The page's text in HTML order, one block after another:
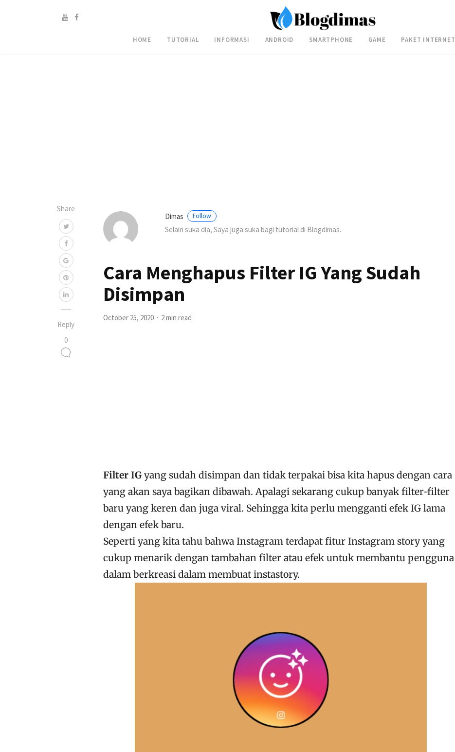
HOME TUTORIAL INFORMASI ANDROID SMARTPHONE GAME PAKET INTERNET
Share
Reply
0
Dimas Follow
Selain suka dia, Saya juga suka bagi tutorial di Blogdimas.
Cara Menghapus Filter IG Yang Sudah
Disimpan
October 25, 2020 2 min read
Filter IG yang sudah disimpan dan tidak terpakai bisa kita hapus dengan cara
yang akan saya bagikan dibawah. Apalagi sekarang cukup banyak filter-filter
baru yang keren dan juga viral. Sehingga kita perlu mengganti efek IG lama
dengan efek baru.
Seperti yang kita tahu bahwa Instagram terdapat fitur Instagram story yang
cukup menarik dengan tambahan filter atau efek untuk membantu pengguna
dalam berkreasi dalam membuat instastory.